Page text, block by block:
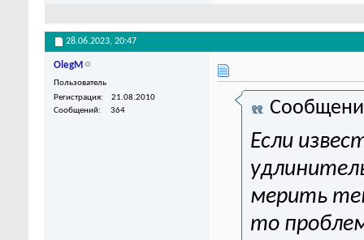
28.06.2023, 20:47
OlegM
Пользователь
Регистрация
21.08.2010
Сообщений
364
Если
мерить
то